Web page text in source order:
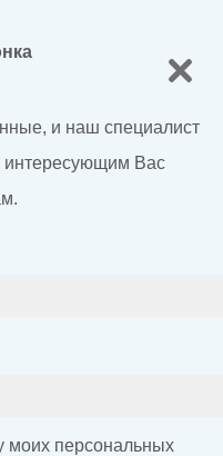
и наш специалист
интересующим Вас
моих персональных